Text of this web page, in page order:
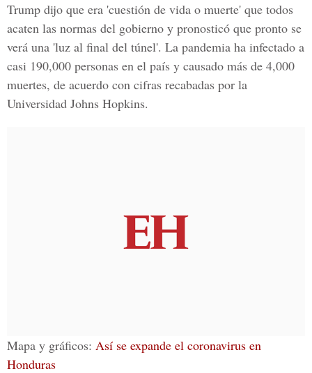
Trump dijo que era 'cuestión de vida o muerte' que todos
acaten las normas del gobierno y pronosticó que pronto se
verá una 'luz al final del túnel'. La pandemia ha infectado a
casi 190,000 personas en el país y causado más de 4,000
muertes, de acuerdo con cifras recabadas por la
Universidad Johns Hopkins.
Mapa y gráficos: Así se expande el coronavirus en
Honduras